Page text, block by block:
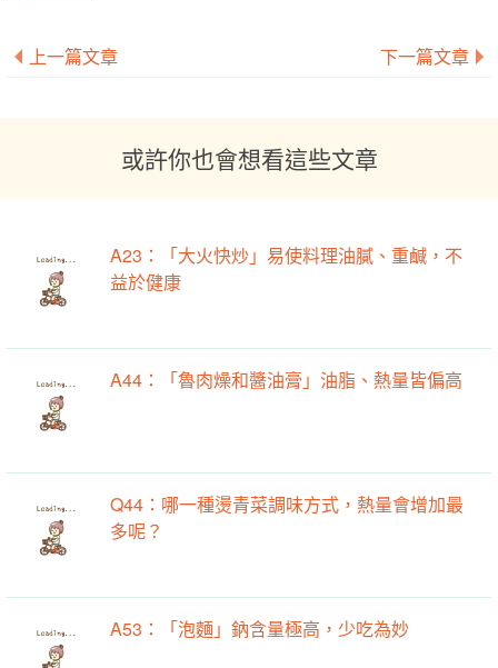
上一篇文章 下一篇文章
或許你也會想看這些文章
A23：「大火快炒」易使料理油膩、重鹹，不
益於健康
A44：「魯肉燥和醬油膏」油脂、熱量皆偏高
Q44：哪一種燙青菜調味方式，熱量會增加最
多呢？
A53：「泡麵」鈉含量極高，少吃為妙